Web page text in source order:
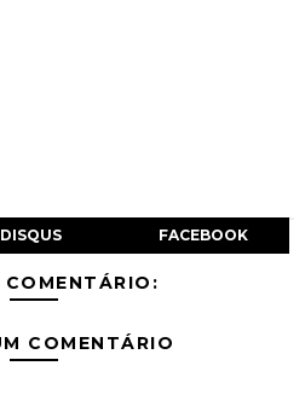
DISQUS FACEBOOK
COMENTÁRIO:
COMENTÁRIO